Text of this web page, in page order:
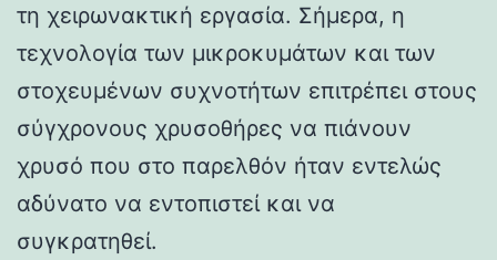
τη χειρωνακτική εργασία. Σήμερα, η
τεχνολογία των μικροκυμάτων και των
στοχευμένων συχνοτήτων επιτρέπει στους
σύγχρονους χρυσοθήρες να πιάνουν
χρυσό που στο παρελθόν ήταν εντελώς
αδύνατο να εντοπιστεί και να
συγκρατηθεί.